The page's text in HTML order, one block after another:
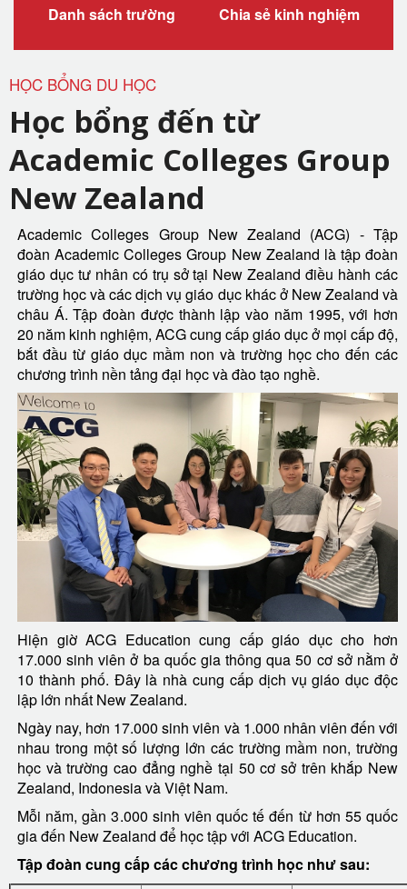
Danh sách trường Chia sẻ kinh nghiệm
HỌC BỔNG DU HỌC
Học bổng đến từ
Academic Colleges Group
New Zealand
Academic Colleges Group New Zealand (ACG) - Tập
đoàn Academic Colleges Group New Zealand là tập đoàn
giáo dục tư nhân có trụ sở tại New Zealand điều hành các
trường học và các dịch vụ giáo dục khác ở New Zealand và
châu Á. Tập đoàn được thành lập vào năm 1995, với hơn
20 năm kinh nghiệm, ACG cung cấp giáo dục ở mọi cấp độ,
bắt đầu từ giáo dục mầm non và trường học cho đến các
chương trình nền tảng đại học và đào tạo nghề.
Hiện giờ ACG Education cung cấp giáo dục cho hơn
17.000 sinh viên ở ba quốc gia thông qua 50 cơ sở nằm ở
10 thành phố. Đây là nhà cung cấp dịch vụ giáo dục độc
lập lớn nhất New Zealand.
Ngày nay, hơn 17.000 sinh viên và 1.000 nhân viên đến với
nhau trong một số lượng lớn các trường mầm non, trường
học và trường cao đẳng nghề tại 50 cơ sở trên khắp New
Zealand, Indonesia và Việt Nam.
Mỗi năm, gần 3.000 sinh viên quốc tế đến từ hơn 55 quốc
gia đến New Zealand để học tập với ACG Education.
Tập đoàn cung cấp các chương trình học như sau: